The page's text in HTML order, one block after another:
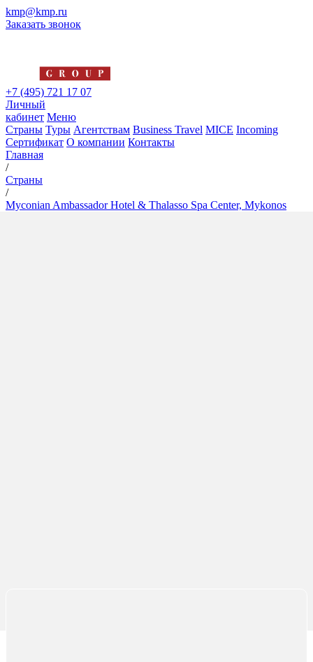
kmp@kmp.ru
Заказать звонок
+7 (495) 721 17 07
Личный
кабинет Меню
Страны Туры Агентствам Business Travel MICE Incoming
Сертификат О компании Контакты
Главная
/
Страны
/
Myconian Ambassador Hotel & Thalasso Spa Center, Mykonos